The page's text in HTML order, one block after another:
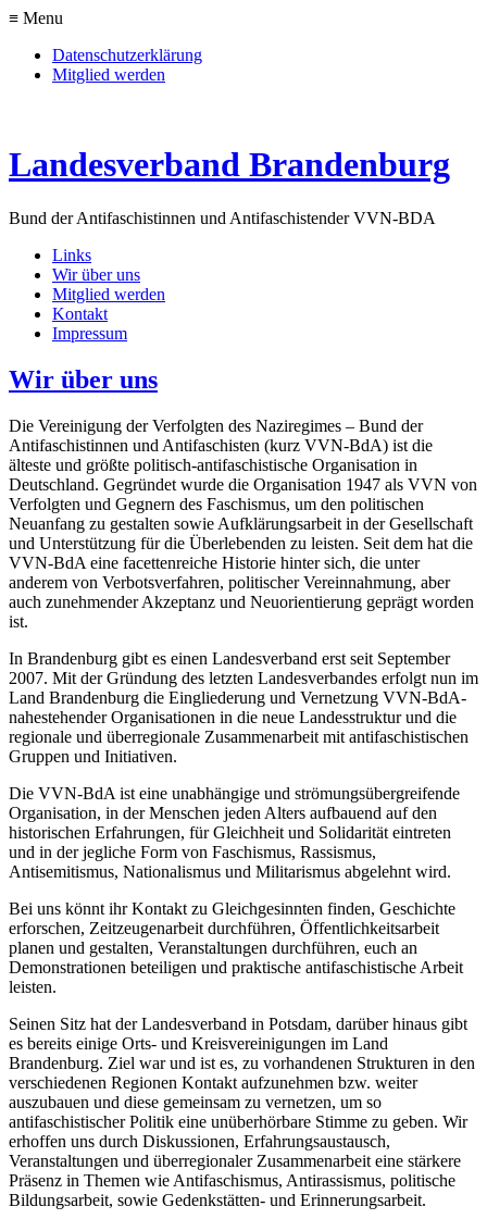
≡ Menu
Datenschutzerklärung
Mitglied werden
Landesverband Brandenburg
Bund der Antifaschistinnen und Antifaschistender VVN-BDA
Links
Wir über uns
Mitglied werden
Kontakt
Impressum
Wir über uns
Die Vereinigung der Verfolgten des Naziregimes – Bund der
Antifaschistinnen und Antifaschisten (kurz VVN-BdA) ist die
älteste und größte politisch-antifaschistische Organisation in
Deutschland. Gegründet wurde die Organisation 1947 als VVN von
Verfolgten und Gegnern des Faschismus, um den politischen
Neuanfang zu gestalten sowie Aufklärungsarbeit in der Gesellschaft
und Unterstützung für die Überlebenden zu leisten. Seit dem hat die
VVN-BdA eine facettenreiche Historie hinter sich, die unter
anderem von Verbotsverfahren, politischer Vereinnahmung, aber
auch zunehmender Akzeptanz und Neuorientierung geprägt worden
ist.
In Brandenburg gibt es einen Landesverband erst seit September
2007. Mit der Gründung des letzten Landesverbandes erfolgt nun im
Land Brandenburg die Eingliederung und Vernetzung VVN-BdA-
nahestehender Organisationen in die neue Landesstruktur und die
regionale und überregionale Zusammenarbeit mit antifaschistischen
Gruppen und Initiativen.
Die VVN-BdA ist eine unabhängige und strömungsübergreifende
Organisation, in der Menschen jeden Alters aufbauend auf den
historischen Erfahrungen, für Gleichheit und Solidarität eintreten
und in der jegliche Form von Faschismus, Rassismus,
Antisemitismus, Nationalismus und Militarismus abgelehnt wird.
Bei uns könnt ihr Kontakt zu Gleichgesinnten finden, Geschichte
erforschen, Zeitzeugenarbeit durchführen, Öffentlichkeitsarbeit
planen und gestalten, Veranstaltungen durchführen, euch an
Demonstrationen beteiligen und praktische antifaschistische Arbeit
leisten.
Seinen Sitz hat der Landesverband in Potsdam, darüber hinaus gibt
es bereits einige Orts- und Kreisvereinigungen im Land
Brandenburg. Ziel war und ist es, zu vorhandenen Strukturen in den
verschiedenen Regionen Kontakt aufzunehmen bzw. weiter
auszubauen und diese gemeinsam zu vernetzen, um so
antifaschistischer Politik eine unüberhörbare Stimme zu geben. Wir
erhoffen uns durch Diskussionen, Erfahrungsaustausch,
Veranstaltungen und überregionaler Zusammenarbeit eine stärkere
Präsenz in Themen wie Antifaschismus, Antirassismus, politische
Bildungsarbeit, sowie Gedenkstätten- und Erinnerungsarbeit.